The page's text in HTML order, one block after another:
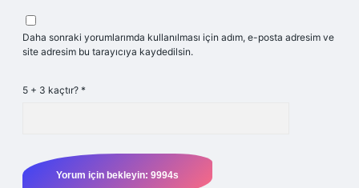
Daha sonraki yorumlarımda kullanılması için adım, e-posta adresim ve
site adresim bu tarayıcıya kaydedilsin.
5 + 3 kaçtır? *